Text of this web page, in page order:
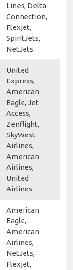
Lines, Delta
Connection,
Flexjet,
SpiritJets,
NetJets
United
Express,
American
Eagle, Jet
Access,
Zenflight,
SkyWest
Airlines,
American
Airlines,
United
Airlines
American
Eagle,
American
Airlines,
NetJets,
Flexjet,